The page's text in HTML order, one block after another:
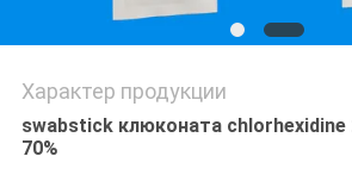
Характер продукции
swabstick клюконата chlorhexidine
70%